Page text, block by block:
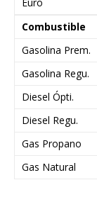
Combustible
Gasolina Prem.
Gasolina Regu.
Diesel Ópti.
Diesel Regu.
Gas Propano
Gas Natural